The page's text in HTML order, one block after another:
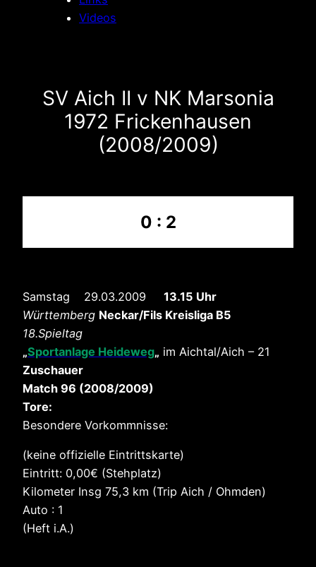
Videos
SV Aich II v NK Marsonia
1972 Frickenhausen
(2008/2009)
0 : 2
Samstag 29.03.2009 13.15 Uhr
Württemberg Neckar/Fils Kreisliga B5
18.Spieltag
„Sportanlage Heideweg„ im Aichtal/Aich – 21
Zuschauer
Match 96 (2008/2009)
Tore:
Besondere Vorkommnisse:
(keine offizielle Eintrittskarte)
Eintritt: 0,00€ (Stehplatz)
Kilometer Insg 75,3 km (Trip Aich / Ohmden)
Auto : 1
(Heft i.A.)